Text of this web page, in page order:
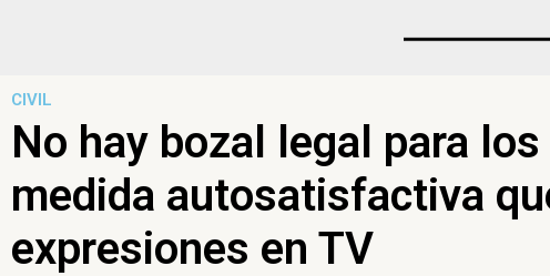
CIVIL
No hay bozal legal para
medida autosatisfactiva
expresiones en TV